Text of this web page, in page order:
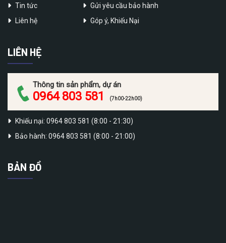
Tin tức
Liên hệ
Gửi yêu cầu bảo hành
Góp ý, Khiếu Nại
LIÊN HỆ
Thông tin sản phẩm, dự án
0964 803 581 (7h00-22h00)
Khiếu nại: 0964 803 581 (8:00 - 21:30)
Bảo hành: 0964 803 581 (8:00 - 21:00)
BẢN ĐỒ